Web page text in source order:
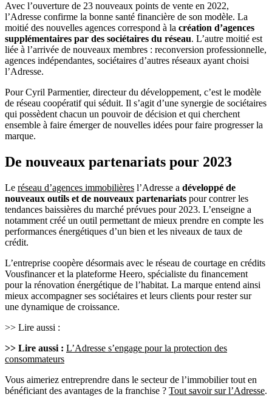
Avec l’ouverture de 23 nouveaux points de vente en 2022,
l’Adresse confirme la bonne santé financière de son modèle. La
moitié des nouvelles agences correspond à la création d’agences
supplémentaires par des sociétaires du réseau. L’autre moitié est
liée à l’arrivée de nouveaux membres : reconversion professionnelle,
agences indépendantes, sociétaires d’autres réseaux ayant choisi
l’Adresse.
Pour Cyril Parmentier, directeur du développement, c’est le modèle
de réseau coopératif qui séduit. Il s’agit d’une synergie de sociétaires
qui possèdent chacun un pouvoir de décision et qui cherchent
ensemble à faire émerger de nouvelles idées pour faire progresser la
marque.
De nouveaux partenariats pour 2023
Le réseau d’agences immobilières l’Adresse a développé de
nouveaux outils et de nouveaux partenariats pour contrer les
tendances baissières du marché prévues pour 2023. L’enseigne a
notamment créé un outil permettant de mieux prendre en compte les
performances énergétiques d’un bien et les niveaux de taux de
crédit.
L’entreprise coopère désormais avec le réseau de courtage en crédits
Vousfinancer et la plateforme Heero, spécialiste du financement
pour la rénovation énergétique de l’habitat. La marque entend ainsi
mieux accompagner ses sociétaires et leurs clients pour rester sur
une dynamique de croissance.
>> Lire aussi :
>> Lire aussi : L’Adresse s’engage pour la protection des
consommateurs
Vous aimeriez entreprendre dans le secteur de l’immobilier tout en
bénéficiant des avantages de la franchise ? Tout savoir sur l’Adresse.